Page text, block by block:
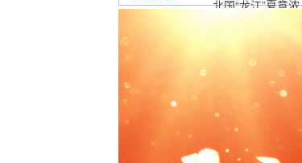
江西数字化转型
唐屹峰走访调研
禾赛再获欧洲领
李华照：锚定“
江津区市场监督